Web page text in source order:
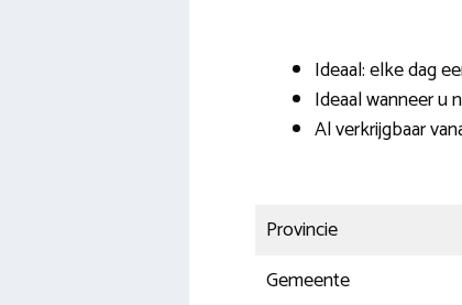
Ideaal: elke dag
Ideaal wanneer u
Al verkrijgbaar
Provincie
Gemeente